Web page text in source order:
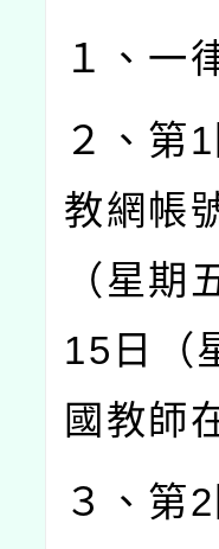
１、一
２、第1
教網帳
（星期
15 日（
國教師
３、第2